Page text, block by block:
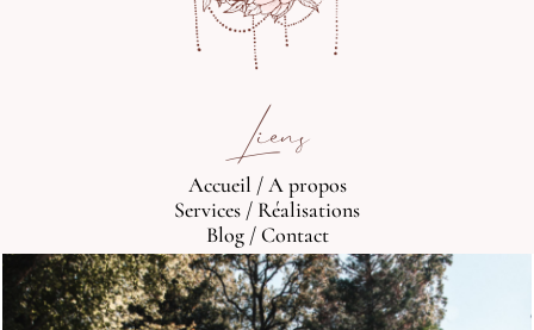
Liens
Accueil /A propos
Services / Réalisations
Blog/Contact